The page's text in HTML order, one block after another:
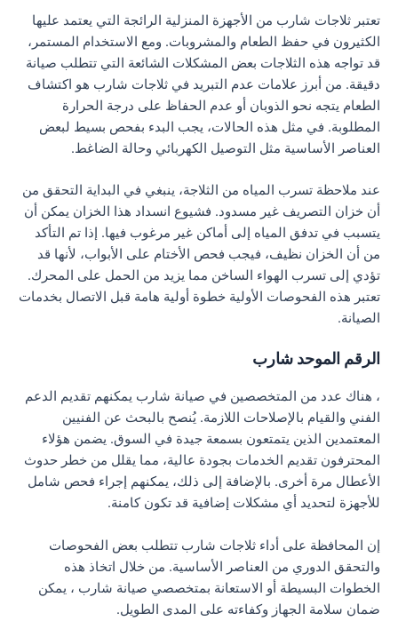
تعتبر ثلاجات شارب من الأجهزة المنزلية الرائجة التي يعتمد عليها
الكثيرون في حفظ الطعام والمشروبات. ومع الاستخدام المستمر،
قد تواجه هذه الثلاجات بعض المشكلات الشائعة التي تتطلب صيانة
دقيقة. من أبرز علامات عدم التبريد في ثلاجات شارب هو اكتشاف
الطعام يتجه نحو الذوبان أو عدم الحفاظ على درجة الحرارة
المطلوبة. في مثل هذه الحالات، يجب البدء بفحص بسيط لبعض
العناصر الأساسية مثل التوصيل الكهربائي وحالة الضاغط.
عند ملاحظة تسرب المياه من الثلاجة، ينبغي في البداية التحقق من
أن خزان التصريف غير مسدود. فشيوع انسداد هذا الخزان يمكن أن
يتسبب في تدفق المياه إلى أماكن غير مرغوب فيها. إذا تم التأكد
من أن الخزان نظيف، فيجب فحص الأختام على الأبواب، لأنها قد
تؤدي إلى تسرب الهواء الساخن مما يزيد من الحمل على المحرك.
تعتبر هذه الفحوصات الأولية خطوة أولية هامة قبل الاتصال بخدمات
الصيانة.
الرقم الموحد شارب
، هناك عدد من المتخصصين في صيانة شارب يمكنهم تقديم الدعم
الفني والقيام بالإصلاحات اللازمة. يُنصح بالبحث عن الفنيين
المعتمدين الذين يتمتعون بسمعة جيدة في السوق. يضمن هؤلاء
المحترفون تقديم الخدمات بجودة عالية، مما يقلل من خطر حدوث
الأعطال مرة أخرى. بالإضافة إلى ذلك، يمكنهم إجراء فحص شامل
للأجهزة لتحديد أي مشكلات إضافية قد تكون كامنة.
إن المحافظة على أداء ثلاجات شارب تتطلب بعض الفحوصات
والتحقق الدوري من العناصر الأساسية. من خلال اتخاذ هذه
الخطوات البسيطة أو الاستعانة بمتخصصي صيانة شارب ، يمكن
ضمان سلامة الجهاز وكفاءته على المدى الطويل.